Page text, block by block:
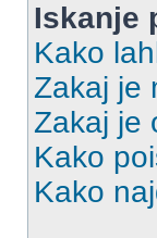
Iskanje
Kako
Zakaj je
Zakaj je
Kako
Kako